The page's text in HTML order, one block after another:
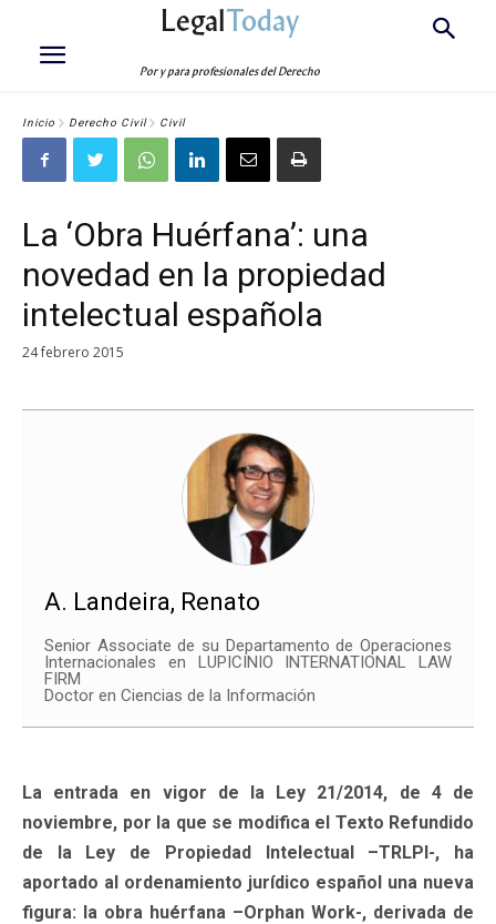
LegalToday
Por y para profesionales del Derecho
Inicio Derecho Civil Civil
La ‘Obra Huérfana’: una
novedad en la propiedad
intelectual española
24 febrero 2015
A. Landeira, Renato
Senior Associate de su Departamento de Operaciones
Internacionales en LUPICINIO INTERNATIONAL LAW
FIRM
Doctor en Ciencias de la Información
La entrada en vigor de la Ley 21/2014, de 4 de
noviembre, por la que se modifica el Texto Refundido
de la Ley de Propiedad Intelectual –TRLPI-, ha
aportado al ordenamiento jurídico español una nueva
figura: la obra huérfana –Orphan Work-, derivada de